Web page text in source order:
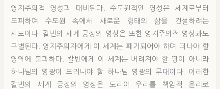
영지주의적 영성과 대비된다. 수도원적인 영성은 세계로부터
도피하여 수도원 속에서 새로운 형태의 삶을 건설하려는
시도이다. 칼빈의 세계 긍정의 영성은 또한 영지주의적 영성과도
구별된다. 영지주의자에게 이 세계는 폐기되어야 하며 떠나야 할
영역에 불과하다. 칼빈에게 이 세계는 버려져야 할 땅이 아니라
하나님의 영광이 드러나야 할 하나님 영광의 무대이다. 이러한
칼빈의 세계 긍정의 영성은 도리어 우리를 책임적 윤리로